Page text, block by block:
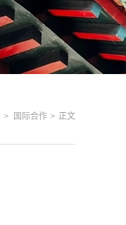
> 国际合作 > 正文